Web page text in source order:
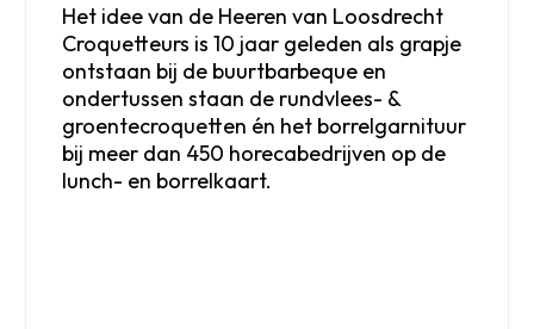
Het idee van de Heeren van Loosdrecht
Croquetteurs is 10 jaar geleden als grapje
ontstaan bij de buurtbarbeque en
ondertussen staan de rundvlees- &
groentecroquetten én het borrelgarnituur
bij meer dan 450 horecabedrijven op de
lunch- en borrelkaart.